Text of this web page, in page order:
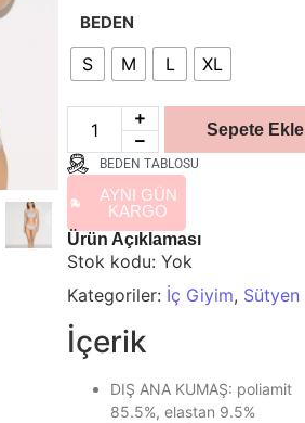
BEDEN
S M L XL
Sepete Ekle
BEDEN TABLOSU
AYNI GÜN
KARGO
Ürün Açıklaması
Stok kodu:Yok
Kategoriler: İç Giyim, Sütyen
İçerik
DIŞ ANA KUMAŞ: poliamit
85.5%, elastan 9.5%